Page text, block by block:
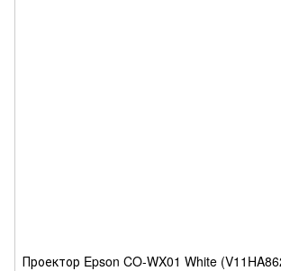
Проектор Epson CO-WX01 White